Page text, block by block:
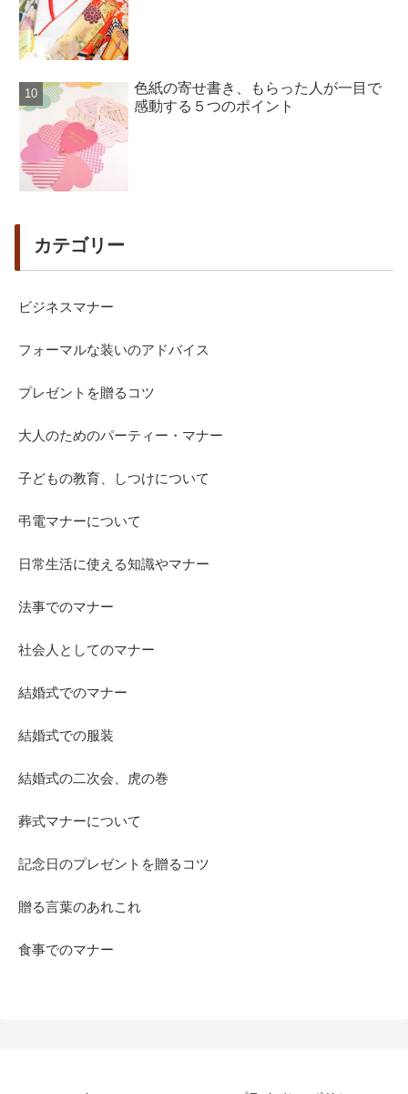
色紙の寄せ書き、もらった人が一目で
感動する５つのポイント
カテゴリー
ビジネスマナー
フォーマルな装いのアドバイス
プレゼントを贈るコツ
大人のためのパーティー・マナー
子どもの教育、しつけについて
弔電マナーについて
日常生活に使える知識やマナー
法事でのマナー
社会人としてのマナー
結婚式でのマナー
結婚式での服装
結婚式の二次会、虎の巻
葬式マナーについて
記念日のプレゼントを贈るコツ
贈る言葉のあれこれ
食事でのマナー